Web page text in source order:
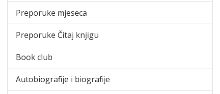
Preporuke mjeseca
Preporuke Čitaj knjigu
Book club
Autobiografije i biografije